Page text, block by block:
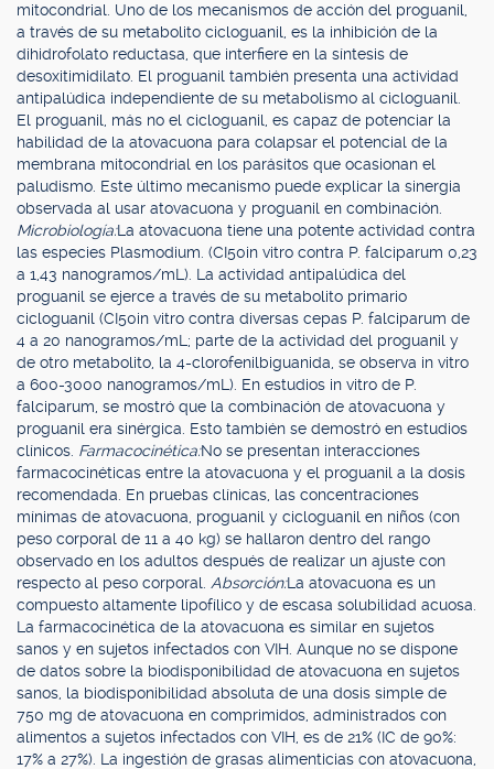
mitocondrial. Uno de los mecanismos de acción del proguanil,
a través de su metabolito cicloguanil, es la inhibición de la
dihidrofolato reductasa, que interfiere en la síntesis de
desoxitimidilato. El proguanil también presenta una actividad
antipalúdica independiente de su metabolismo al cicloguanil.
El proguanil, más no el cicloguanil, es capaz de potenciar la
habilidad de la atovacuona para colapsar el potencial de la
membrana mitocondrial en los parásitos que ocasionan el
paludismo. Este último mecanismo puede explicar la sinergia
observada al usar atovacuona y proguanil en combinación.
Microbiología:La atovacuona tiene una potente actividad contra
las especies Plasmodium. (CI50in vitro contra P. falciparum 0,23
a 1,43 nanogramos/mL). La actividad antipalúdica del
proguanil se ejerce a través de su metabolito primario
cicloguanil (CI50in vitro contra diversas cepas P. falciparum de
4 a 20 nanogramos/mL; parte de la actividad del proguanil y
de otro metabolito, la 4-clorofenilbiguanida, se observa in vitro
a 600-3000 nanogramos/mL). En estudios in vitro de P.
falciparum, se mostró que la combinación de atovacuona y
proguanil era sinérgica. Esto también se demostró en estudios
clínicos. Farmacocinética:No se presentan interacciones
farmacocinéticas entre la atovacuona y el proguanil a la dosis
recomendada. En pruebas clínicas, las concentraciones
mínimas de atovacuona, proguanil y cicloguanil en niños (con
peso corporal de 11 a 40 kg) se hallaron dentro del rango
observado en los adultos después de realizar un ajuste con
respecto al peso corporal. Absorción:La atovacuona es un
compuesto altamente lipofílico y de escasa solubilidad acuosa.
La farmacocinética de la atovacuona es similar en sujetos
sanos y en sujetos infectados con VIH. Aunque no se dispone
de datos sobre la biodisponibilidad de atovacuona en sujetos
sanos, la biodisponibilidad absoluta de una dosis simple de
750 mg de atovacuona en comprimidos, administrados con
alimentos a sujetos infectados con VIH, es de 21% (IC de 90%:
17% a 27%). La ingestión de grasas alimenticias con atovacuona,